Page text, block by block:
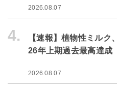
2026.08.07
4.
【速報】植物性ミル
26年上期過去最高達成
2026.08.07